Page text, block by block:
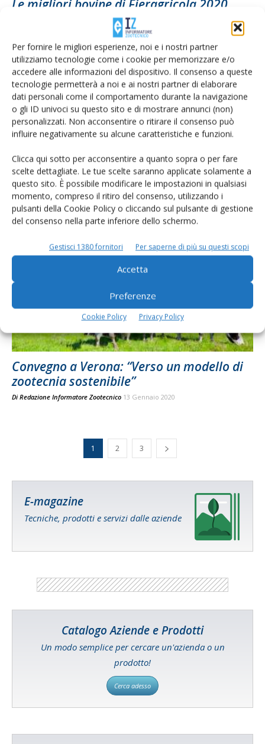
Per fornire le migliori esperienze, noi e i nostri partner
utilizziamo tecnologie come i cookie per memorizzare e/o
accedere alle informazioni del dispositivo. Il consenso a queste
tecnologie permetterà a noi e ai nostri partner di elaborare
dati personali come il comportamento durante la navigazione
o gli ID univoci su questo sito e di mostrare annunci (non)
personalizzati. Non acconsentire o ritirare il consenso può
influire negativamente su alcune caratteristiche e funzioni.
Clicca qui sotto per acconsentire a quanto sopra o per fare
scelte dettagliate. Le tue scelte saranno applicate solamente a
questo sito. È possibile modificare le impostazioni in qualsiasi
momento, compreso il ritiro del consenso, utilizzando i
pulsanti della Cookie Policy o cliccando sul pulsante di gestione
del consenso nella parte inferiore dello schermo.
Gestisci 1380 fornitori Per saperne di più su questi scopi
Accetta
Preferenze
Cookie Policy Privacy Policy
Le migliori bovine di Fieragricola 2020
Fieragricola Verona, gli eventi zootecnici
proposti da Edagricole
DiGiorgio Setti 26 Gennaio 2020
Convegno a Verona: “Verso un modello di
zootecnia sostenibile”
Di Redazione Informatore Zootecnico 13 Gennaio 2020
1 2 3
E-magazine
Tecniche, prodotti e servizi dalle aziende
Catalogo Aziende e Prodotti
Un modo semplice per cercare un'azienda o un
prodotto!
Cerca adesso